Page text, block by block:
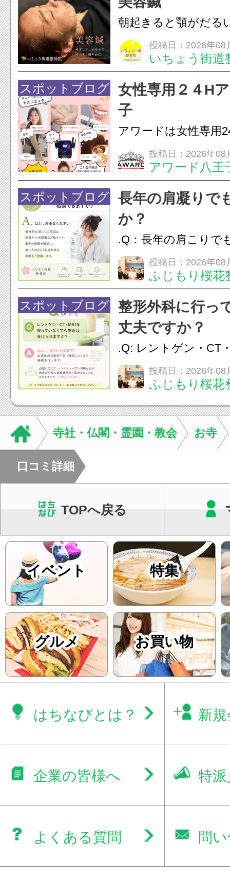
原因を確認し、お一
朝起きると顎がだる
ありませんか？無意
は、顎の痛みや疲れ
フェイスラインの張
のこわばり・頭痛や
ながることがありま
投稿日：2026年08
いちょう街道
スポットブログ
女性専用２４H
子
アワードは女性専用
フエステを 思いっ
開催中
投稿日：2026年08
アワード八王
24時間ジム&
脱毛
スポットブログ
長年の肩凝りで
か？
.Q：長年の肩こりで
か？A：はい、お任
性的な肩こりの原因
慣など様々です。痛
し、お一人おひとり
をご提案します。.#
投稿日：2026年08
ふじもり桜花
スポットブログ
整形外科に行っ
丈夫ですか？
.Q: レントゲン・CT
いなくても施術は受
A: はい、受けられま
態を丁寧に確認した
います。必要に応じ
ン・CT・MRIなどの
投稿日：2026年08
ふじもり桜花
寺社・仏閣・霊園・教会 お寺
口コミ詳細
TOPへ戻る
イベント 特集
グルメ お買い物
はちなびとは？ 新
企業の皆様へ 特
よくある質問 問